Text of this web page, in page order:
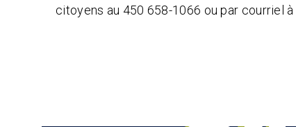
citoyens au 450 658-1066 ou par courriel à